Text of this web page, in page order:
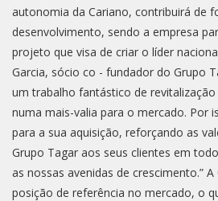
autonomia da Cariano, contribuirá de
desenvolvimento, sendo a empresa
projeto que visa de criar o líder
Garcia, sócio co - fundador do Grupo
um trabalho fantástico de
numa mais-valia para o mercado. Por
para a sua aquisição, reforçando as
Grupo Tagar aos seus clientes em
as nossas avenidas de crescimento.”
posição de referência no mercado, o